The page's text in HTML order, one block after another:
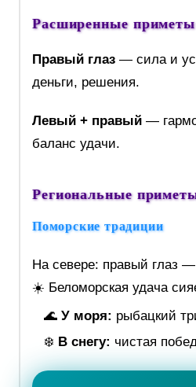
Расширенные приметы
Правый глаз— сила и
деньги, решения.
Левый + правый—
баланс удачи.
Региональные
Поморские традиции
На севере: правый глаз
☀️ Беломорская удача
🌊 У моря: рыбацкий
❄️ В снегу: чистая